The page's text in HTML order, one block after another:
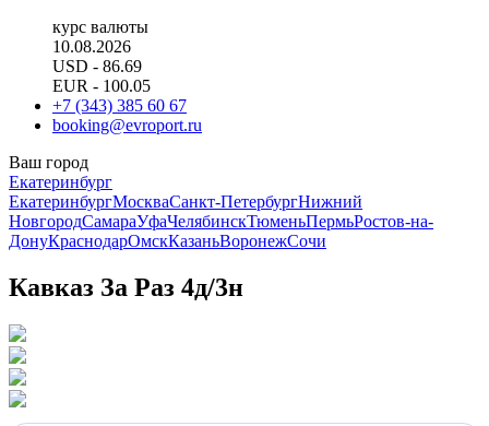
курс валюты
10.08.2026
USD - 86.69
EUR - 100.05
+7 (343) 385 60 67
booking@evroport.ru
Ваш город
Екатеринбург
ЕкатеринбургМоскваСанкт-ПетербургНижний
НовгородСамараУфаЧелябинскТюменьПермьРостов-на-
ДонуКраснодарОмскКазаньВоронежСочи
Кавказ За Раз 4д/3н